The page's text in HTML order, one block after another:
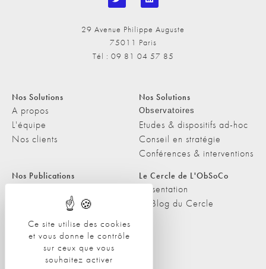
Ce site utilise des cookies
et vous donne le contrôle
sur ceux que vous
souhaitez activer
29 Avenue Philippe Auguste
75011 Paris
Tél : 09 81 04 57 85
Nos Solutions
A propos
L'équipe
Nos clients
Nos Solutions
Observatoires
Etudes & dispositifs ad-hoc
Conseil en stratégie
Conférences & interventions
Nos Publications
Les Podcasts de L'ObSoCo
L'ObSoCo dans les médias
Le Cercle de L'ObSoCo
Présentation
Le Blog du Cercle
Contacts
Nous contacter